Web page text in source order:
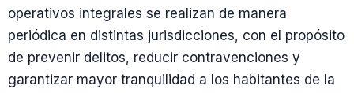
operativos integrales se realizan de manera
periódica en distintas jurisdicciones, con el propósito
de prevenir delitos, reducir contravenciones y
garantizar mayor tranquilidad a los habitantes de la